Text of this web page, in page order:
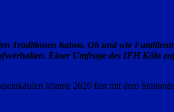
Traditionen haben. Ob und wie
Einer Umfrage des IFH Köln
könnte 2020 fast mit dem